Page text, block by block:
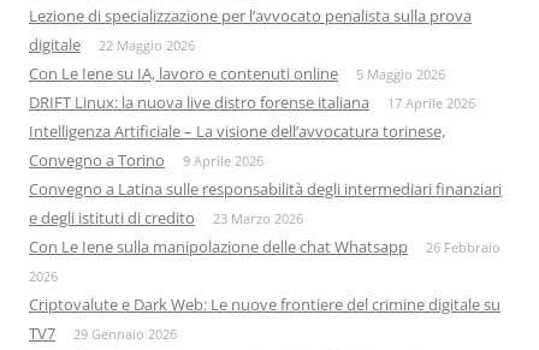
Lezione di specializzazione per l’avvocato penalista sulla prova
digitale
22 Maggio 2026
Con Le Iene su IA, lavoro e contenuti online 5 Maggio 2026
DRIFT Linux: la nuova live distro forense italiana 17 Aprile 2026
Intelligenza Artificiale – La visione dell’avvocatura torinese,
Convegno a Torino
9 Aprile 2026
Convegno a Latina sulle responsabilità degli intermediari finanziari
e degli istituti di credito
23 Marzo 2026
Con Le Iene sulla manipolazione delle chat Whatsapp
26 Febbraio
2026
Criptovalute e Dark Web: Le nuove frontiere del crimine digitale su
TV7
29 Gennaio 2026